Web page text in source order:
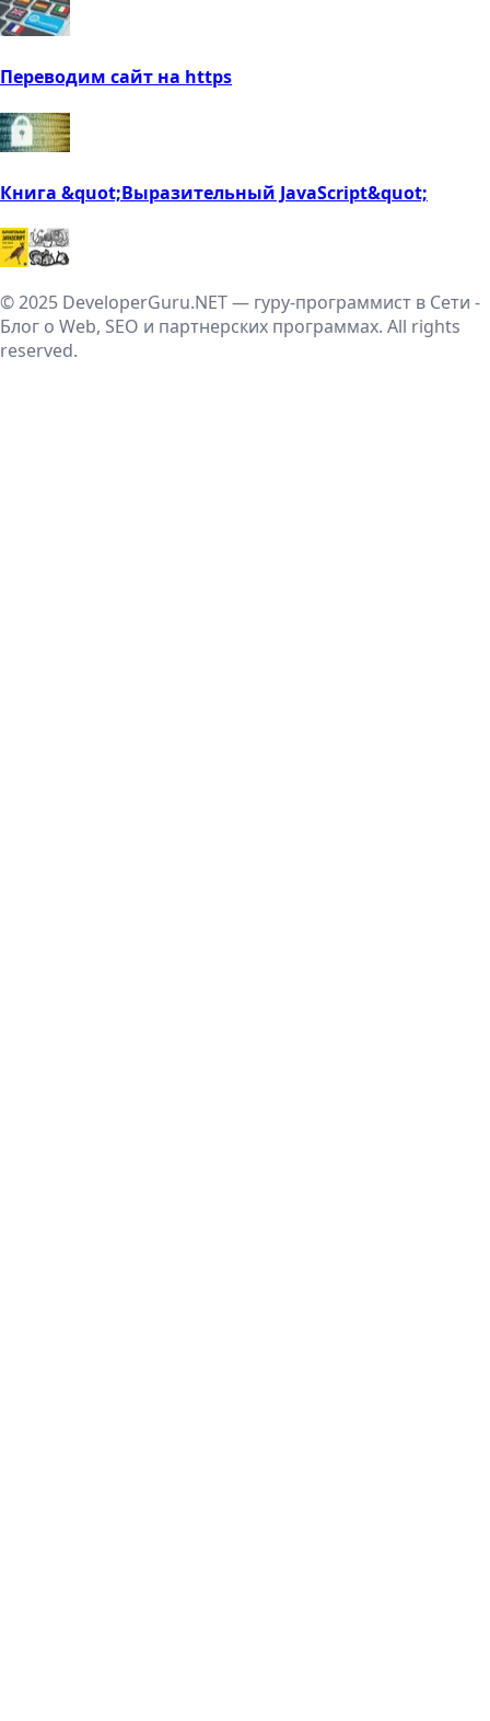
Переводим сайт на https
Книга &quot;Выразительный JavaScript&quot;
© 2025 DeveloperGuru.NET — гуру-программист в Сети -
Блог о Web, SEO и партнерских программах. All rights
reserved.